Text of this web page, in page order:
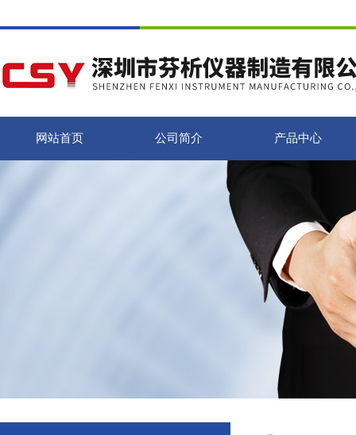
网站首页 公司简介 产品中心